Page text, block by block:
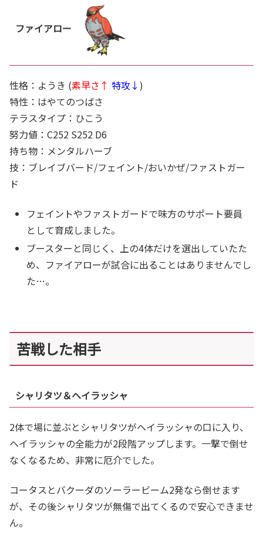
ファイアロー
性格：ようき (素早さ↑ 特攻↓ )
特性：はやてのつばさ
テラスタイプ：ひこう
努力値：C252 S252 D6
持ち物：メンタルハーブ
技：ブレイブバード/フェイント/おいかぜ/ファストガー
ド
フェイントやファストガードで味方のサポート要員
として育成しました。
ブースターと同じく、上の4体だけを選出していたた
め、ファイアローが試合に出ることはありませんでし
た…。
苦戦した相手
シャリタツ＆ヘイラッシャ
2体で場に並ぶとシャリタツがヘイラッシャの口に入り、
ヘイラッシャの全能力が2段階アップします。一撃で倒せ
なくなるため、非常に厄介でした。
コータスとバクーダのソーラービーム2発なら倒せます
が、その後シャリタツが無傷で出てくるので安心できませ
ん。